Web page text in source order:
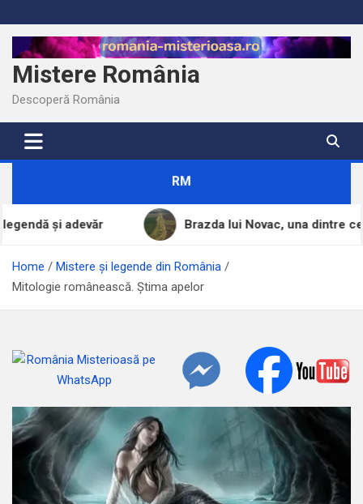
to
content
Mistere România
Descoperă România
RM
Brazda lui Novac, una dintre cele mai mari
Home
Mistere și legende din România
Mitologie românească. Știma apelor